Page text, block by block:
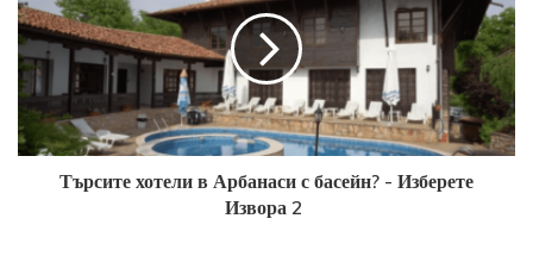
потопите в свят на релаксация и блаженство. Масажите
и терапиите, предлагани в спа центъра, са перфектният
начин да забравите за напрежението и умората. Уелнес
центърът е със сауна, джакузи и зона за релакс.
Безспорно любими места на гостите са външните
басейни и аквапарка. Споменахме вече, че Тарсис е
Търсите хотели в Арбанаси с басейн? - Изберете
Извора 2